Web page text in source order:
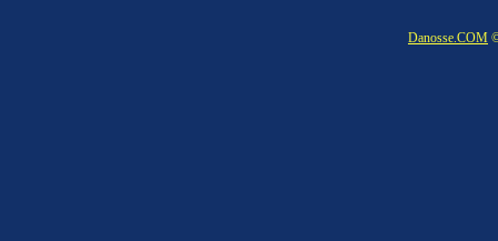
Danosse.COM